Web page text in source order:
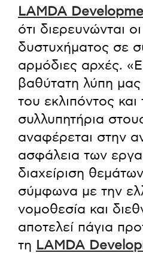
LAMDA
ότι διερευνώνται
δυστυχήματος σε
αρμόδιες αρχές.
βαθύτατη λύπη μας
του εκλιπόντος και
συλλυπητήρια
αναφέρεται στην
ασφάλεια των
διαχείριση
σύμφωνα με την
νομοθεσία και
αποτελεί πάγια
τη LAMDA